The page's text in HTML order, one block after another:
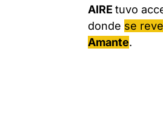
AIREtuvo
donde se
Amante.